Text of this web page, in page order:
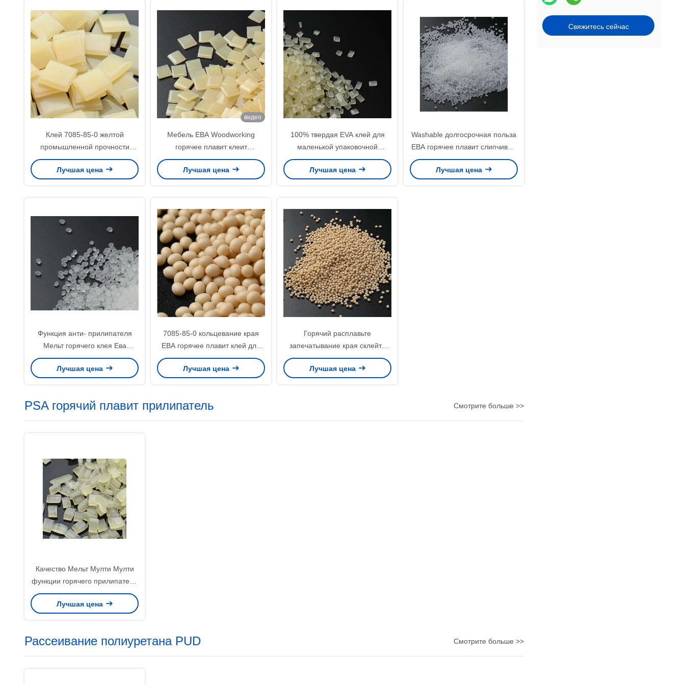
Свяжитесь сейчас
Клей 7085-85-0 желтой
промышленной прочности
горячий горячее плавит
резиновый прилипатель
Лучшая цена
видео
Мебель ЕВА Woodworking
горячее плавит клеит
высокопрочный горячий клей
для выпуска облигаций края
Лучшая цена
100% твердая EVA клей для
маленькой упаковочной
коробки и подарочной коробки
Лучшая цена
Washable долгосрочная польза
ЕВА горячее плавит слипчивый
клей ковра выскальзывания Bas
анти-
Лучшая цена
Функция анти- прилипателя
Мельт горячего клея Ева
выскальзывания низкопробного
Мулти для ковра
Лучшая цена
7085-85-0 кольцевание края
ЕВА горячее плавит клей для
автоматической машины
Лучшая цена
Горячий расплавьте
запечатывание края склейте
MDF твердая древесина
Edgebanding макулатурного
Лучшая цена
PSA горячий плавит прилипатель Смотрите больше >>
Качество Мельт Мулти Мулти
функции горячего прилипателя
Ева прочное для
запечатывания края одежды
Лучшая цена
Рассеивание полиуретана PUD Смотрите больше >>